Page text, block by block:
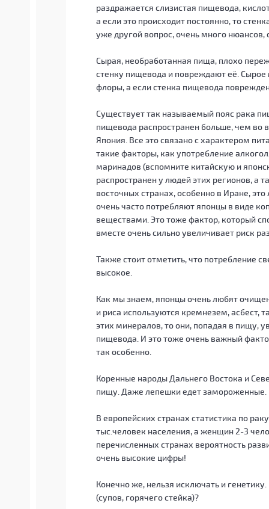
раздражается слизистая пищевода,
а если это происходит постоянно, то
уже другой вопрос, очень много нюансов,
Сырая, необработанная пища, плохо
стенку пищевода и повреждают её.
флоры, а если стенка пищевода
Существует так называемый пояс рака
пищевода распространен больше, чем во
Япония. Все это связано с характером
такие факторы, как употребление
маринадов (вспомните китайскую и
распространен у людей этих регионов, а
восточных странах, особенно в Иране,
очень часто потребляют японцы в виде
веществами. Это тоже фактор, который
вместе очень сильно увеличивает риск
Также стоит отметить, что потребление
высокое.
Как мы знаем, японцы очень любят
и риса используются кремнезем, асбест,
этих минералов, то они, попадая в пищу,
пищевода. И это тоже очень важный
так особенно.
Коренные народы Дальнего Востока и
пищу. Даже лепешки едет замороженные.
В европейских странах статистика по
тыс.человек населения, а женщин 2-3
перечисленных странах вероятность
очень высокие цифры!
Конечно же, нельзя исключать и
(супов, горячего стейка)?